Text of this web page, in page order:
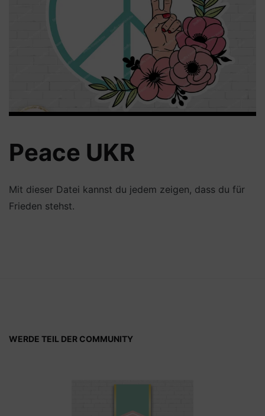
Peace UKR
Mit dieser Datei kannst du jedem zeigen, dass du für
Frieden stehst.
WERDE TEIL DER COMMUNITY